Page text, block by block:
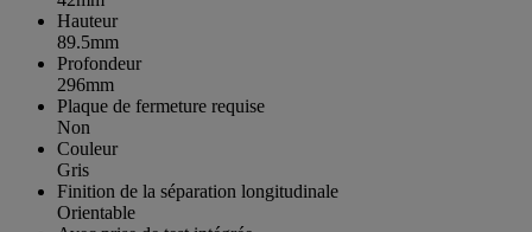
Hauteur
89.5mm
Profondeur
296mm
Plaque de fermeture requise
Non
Couleur
Gris
Finition de la séparation longitudinale
Orientable